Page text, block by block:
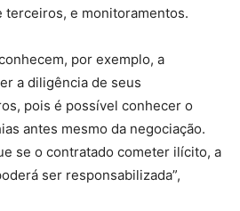
terceiros, e monitoramentos.
por exemplo, a
a diligência de seus
pois é possível conhecer o
antes mesmo da negociação.
se o contratado cometer ilícito, a
ser responsabilizada”,